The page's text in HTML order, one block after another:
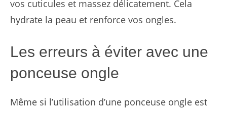
vos cuticules et massez délicatement. Cela
hydrate la peau et renforce vos ongles.
Les erreurs à éviter avec une
ponceuse ongle
Même si l’utilisation d’une ponceuse ongle est